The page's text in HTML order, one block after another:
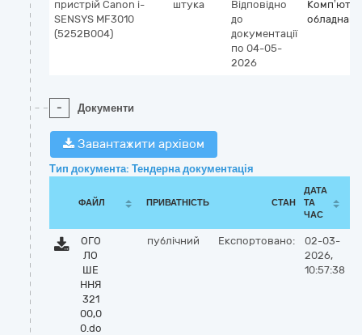
пристрій Canon i-
SENSYS MF3010
(5252B004)
штука
Відповідно
до
документації
по 04-05-
2026
- Документи
Завантажити архівом
Тип документа: Тендерна документація
ФАЙЛ ПРИВАТНІСТЬ СТАН
ДАТА
ТА
ЧАС
ОГО
ЛО
ШЕ
ННЯ
321
00,0
0.do
публічний Експортовано:
02-03-
2026,
10:57:38